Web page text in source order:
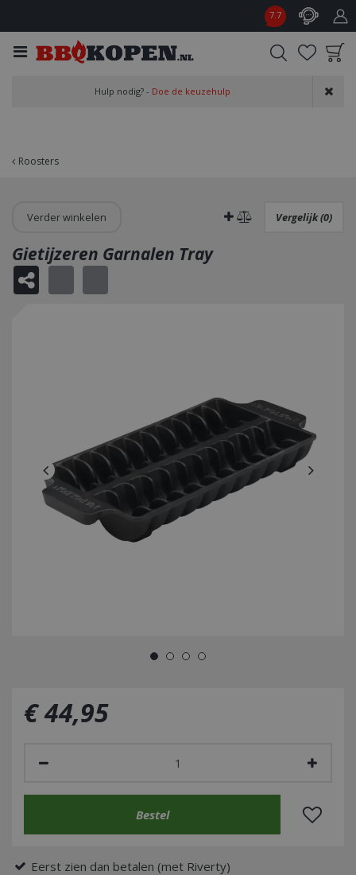
Roosters
7.7
aan wensenlijst
Hulp nodig? - Doe de keuzehulp
Verder winkelen Vergelijk (0)
Gietijzeren Garnalen Tray
€44,95
Eerst zien dan betalen (met Riverty)